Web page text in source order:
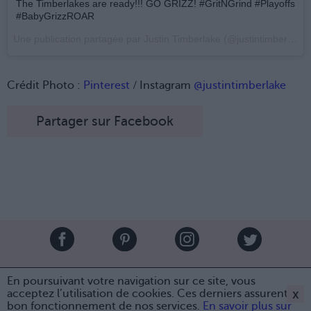
En poursuivant votre navigation sur ce site, vous
acceptez l’utilisation de cookies. Ces derniers assurent le
bon fonctionnement de nos services. En savoir plus sur
x
The Timberlakes are ready!!! GO GRIZZ! #GritNGrind #Playoffs
#BabyGrizzROAR
Crédit Photo : Pinterest / Instagram @justintimberlake
Partager sur Facebook
Brandeploy Qui sommes-nous ? Presse
Annonceur
Mentions légales
Contact
© Confidentielles.com - Tous droits réservés